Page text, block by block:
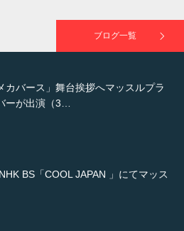
ブログ一覧
カバース」舞台挨拶へマッスルプラ
ーが出演（3…
NHK BS「COOL JAPAN 」にてマッス